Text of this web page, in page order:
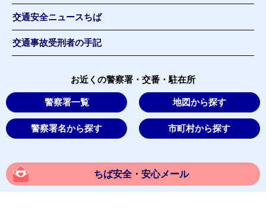
交通安全ニュースちば
交通事故受刑者の手記
お近くの警察署・交番・駐在所
警察署一覧 地図から探す
警察署名から探す 市町村から探す
ちば安全・安心メール